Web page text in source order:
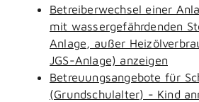
Betreiberwechsel einer
mit wassergefährdenden
Anlage, außer
JGS-Anlage) anzeigen
Betreuungsangebote für
(Grundschulalter) - Kind